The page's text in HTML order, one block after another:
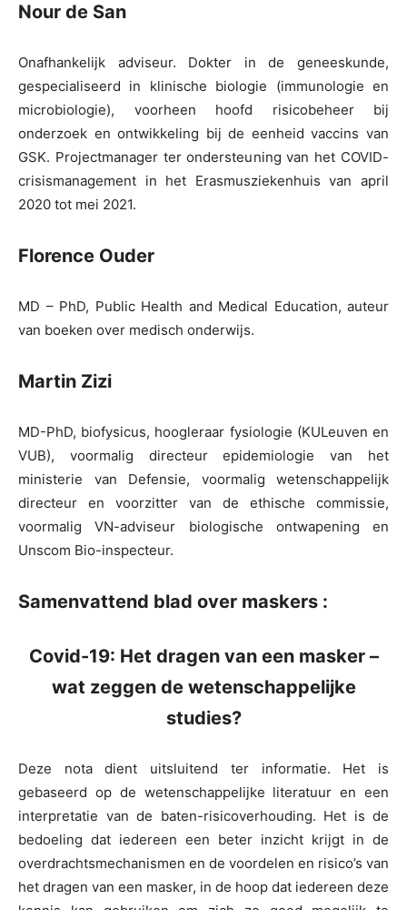
Nour de San
Onafhankelijk adviseur. Dokter in de geneeskunde,
gespecialiseerd in klinische biologie (immunologie en
microbiologie), voorheen hoofd risicobeheer bij
onderzoek en ontwikkeling bij de eenheid vaccins van
GSK. Projectmanager ter ondersteuning van het COVID-
crisismanagement in het Erasmusziekenhuis van april
2020 tot mei 2021.
Florence Ouder
MD – PhD, Public Health and Medical Education, auteur
van boeken over medisch onderwijs.
Martin Zizi
MD-PhD, biofysicus, hoogleraar fysiologie (KULeuven en
VUB), voormalig directeur epidemiologie van het
ministerie van Defensie, voormalig wetenschappelijk
directeur en voorzitter van de ethische commissie,
voormalig VN-adviseur biologische ontwapening en
Unscom Bio-inspecteur.
Samenvattend blad over maskers :
Covid-19: Het dragen van een masker –
wat zeggen de wetenschappelijke
studies?
Deze nota dient uitsluitend ter informatie. Het is
gebaseerd op de wetenschappelijke literatuur en een
interpretatie van de baten-risicoverhouding. Het is de
bedoeling dat iedereen een beter inzicht krijgt in de
overdrachtsmechanismen en de voordelen en risico’s van
het dragen van een masker, in de hoop dat iedereen deze